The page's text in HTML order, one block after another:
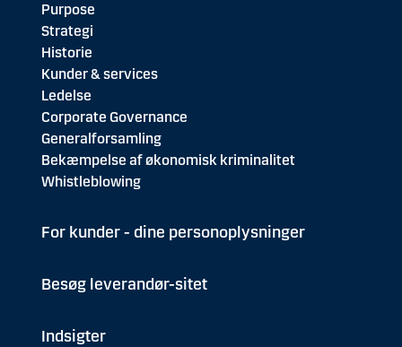
Purpose
Strategi
Historie
Kunder & services
Ledelse
Corporate Governance
Generalforsamling
Bekæmpelse af økonomisk kriminalitet
Whistleblowing
For kunder - dine personoplysninger
Besøg leverandør-sitet
Indsigter